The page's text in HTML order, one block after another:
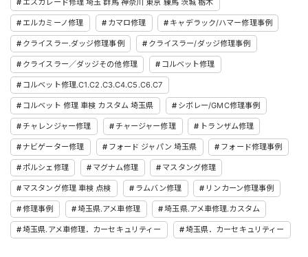
エスカレード修理 埼玉 群馬 神奈川 東京 練馬 茨城 栃木
エルカミーノ修理 カマロ修理 キャデラック/ハマー修理事例
クライスラー.ダッジ修理事例 クライスラー/ダッジ修理事例
クライスラー／ダッジその他修理 コルベット修理
コルベット修理.C1.C2.C3.C4.C5.C6.C7
コルベット 修理 車検 カスタム 埼玉県 シボレー/GMC修理事例
チャレンジャー修理 チャージャー修理 トランザム修理
ナビゲーター修理 フォード ジャパン 埼玉県 フォード修理事例
ポルシェ修理 マグナム修理 マスタング修理
マスタング修理 車検 点検 ラムバン修理 リンカーン修理事例
修理事例 埼玉県.アメ車修理 埼玉県.アメ車修理.カスタム
埼玉県.アメ車修理．カーセキュリティー 埼玉県．カーセキュリティー